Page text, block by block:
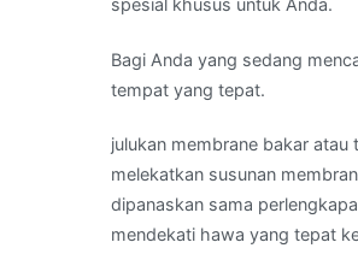
spesial khusus untuk Anda.
Bagi Anda yang sedang
tempat yang tepat.
julukan membrane bakar
melekatkan susunan
dipanaskan sama
mendekati hawa yang tepat